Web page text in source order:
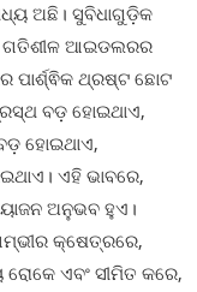
ଅଛି। ସୁବିଧାଗୁଡ଼ିକ
ଗତିଶୀଳ ଆଇଡଲରର
ପାର୍ଶ୍ଵିକ ଥ୍ରଷ୍ଟ ଛୋଟ
ବଡ଼ ହୋଇଥାଏ,
ହୋଇଥାଏ,
ଏହି ଭାବରେ,
ଅନୁଭବ ହୁଏ।
କ୍ଷେତ୍ରରେ,
ଏବଂ ସୀମିତ କରେ,